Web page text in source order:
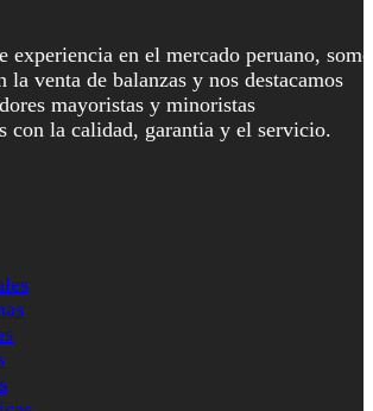
experiencia en el mercado peruano,
la venta de balanzas y nos destacamos
mayoristas y minoristas
con la calidad, garantia y el servicio.